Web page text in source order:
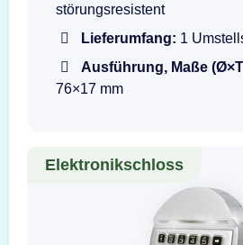
störungsresistent
Lieferumfang: 1
Ausführung, Maße
76×17 mm
Elektronikschloss